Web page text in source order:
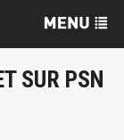
SUR PSN